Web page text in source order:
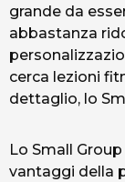
grande da
abbastanza
cerca lezioni
dettaglio, lo
Lo Small
vantaggi della